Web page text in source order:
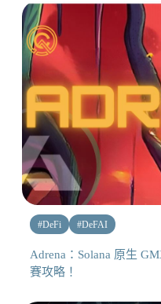
#DeFi #DeFAI
Adrena：Solana 原生
賽攻略！